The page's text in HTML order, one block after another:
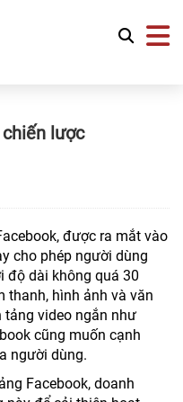
lược
được ra mắt vào
cho phép người dùng
độ dài không quá 30
thanh, hình ảnh và văn
tảng video ngắn như
cũng muốn cạnh
người dùng.
Facebook, doanh